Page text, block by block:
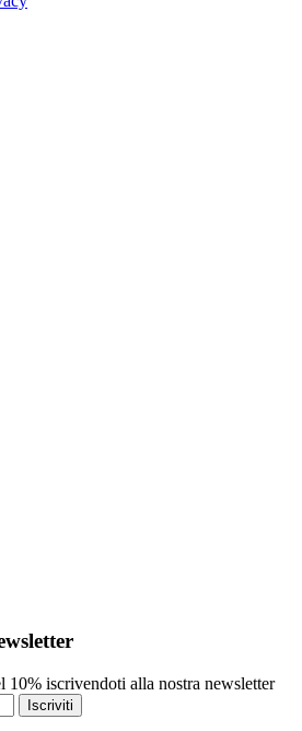
10% iscrivendoti alla nostra newsletter
Iscriviti